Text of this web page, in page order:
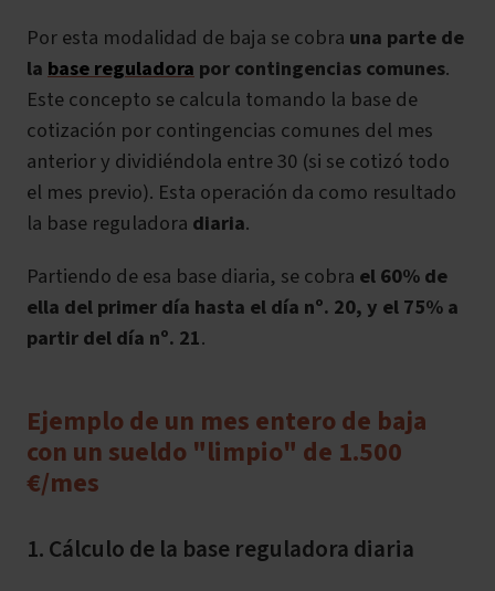
Por esta modalidad de baja se cobra una parte de
la base reguladora por contingencias comunes.
Este concepto se calcula tomando la base de
cotización por contingencias comunes del mes
anterior y dividiéndola entre 30 (si se cotizó todo
el mes previo). Esta operación da como resultado
la base reguladora diaria.
Partiendo de esa base diaria, se cobra el 60% de
ella del primer día hasta el día nº. 20, y el 75% a
partir del día nº. 21.
Ejemplo de un mes entero de baja
con un sueldo "limpio" de 1.500
€/mes
1. Cálculo de la base reguladora diaria